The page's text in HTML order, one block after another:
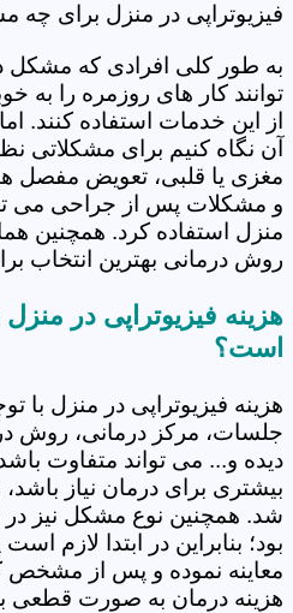
فیزیوتراپی در منزل برای
به طور کلی افرادی که مشکل
توانند کار های روزمره را به
از این خدمات استفاده کنند.
آن نگاه کنیم برای مشکلاتی
مغزی یا قلبی، تعویض مفصل
و مشکلات پس از جراحی می
منزل استفاده کرد. همچنین
روش درمانی بهترین انتخاب
هزینه فیزیوتراپی در
است؟
هزینه فیزیوتراپی در منزل با
جلسات، مرکز درمانی، روش
دیده و... می تواند متفاوت
بیشتری برای درمان نیاز
شد. همچنین نوع مشکل نیز در
بود؛ بنابراین در ابتدا لازم
معاینه نموده و پس از مشخص
هزینه درمان به صورت قطعی